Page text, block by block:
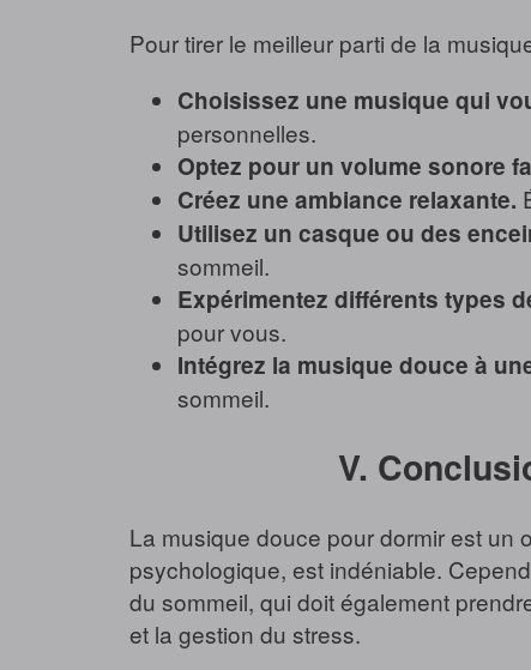
Pour tirer le meilleur parti de la
Choisissez une musique qui
personnelles.
Optez pour un volume sonore
Créez une ambiance relaxante.
Utilisez un casque ou des
sommeil.
Expérimentez différents types
pour vous.
Intégrez la musique douce à
sommeil.
V.
La musique douce pour dormir est un
psychologique, est indéniable.
du sommeil, qui doit également
et la gestion du stress.